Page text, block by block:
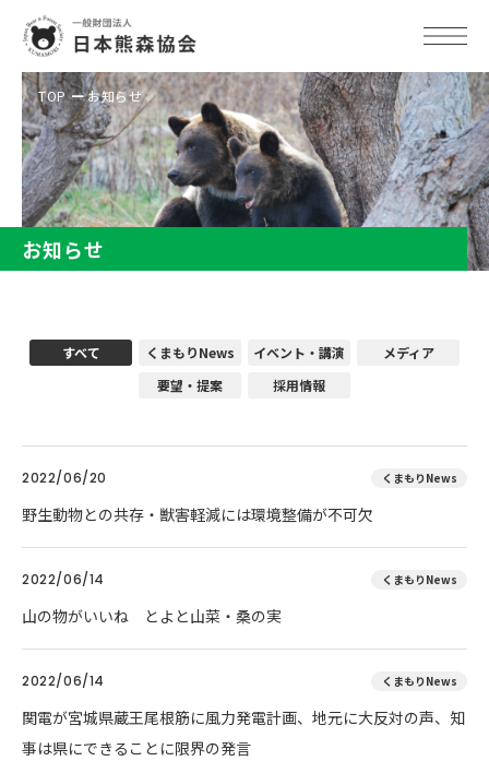
TOP お知らせ
お知らせ
すべて くまもりNews イベント・講演
メディア
要望・提案
採用情報
2022/06/20 くまもりNews
野生動物との共存・獣害軽減には環境整備が不可欠
2022/06/14 くまもりNews
山の物がいいね とよと山菜・桑の実
2022/06/14 くまもりNews
関電が宮城県蔵王尾根筋に風力発電計画、地元に大反対の声、知
事は県にできることに限界の発言